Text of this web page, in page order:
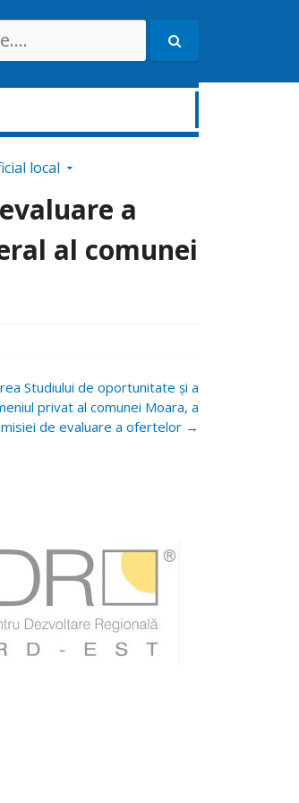
local
a
al comunei
Studiului de oportunitate și a
privat al comunei Moara, a
de evaluare a ofertelor →